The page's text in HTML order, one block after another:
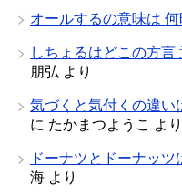
オールするの意味は
しちょるはどこの方
朋弘 より
気づくと気付くの違い
に たかまつようこ より
ドーナツとドーナッ
海 より